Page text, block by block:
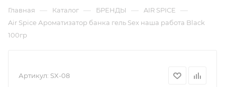
Главная — Каталог — БРЕНДЫ — AIR SPICE —
Air Spice Ароматизатор банка гель Sex наша работа Black
100гр
Артикул: SX-08